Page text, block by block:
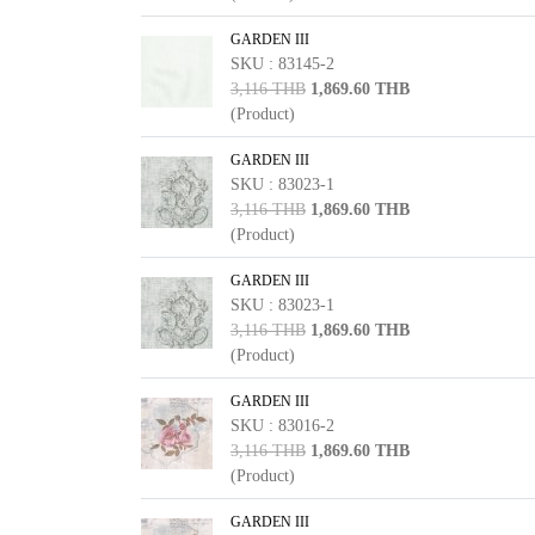
GARDEN III
SKU : 83145-2
3,116 THB 1,869.60 THB
(Product)
GARDEN III
SKU : 83023-1
3,116 THB 1,869.60 THB
(Product)
GARDEN III
SKU : 83023-1
3,116 THB 1,869.60 THB
(Product)
GARDEN III
SKU : 83016-2
3,116 THB 1,869.60 THB
(Product)
GARDEN III